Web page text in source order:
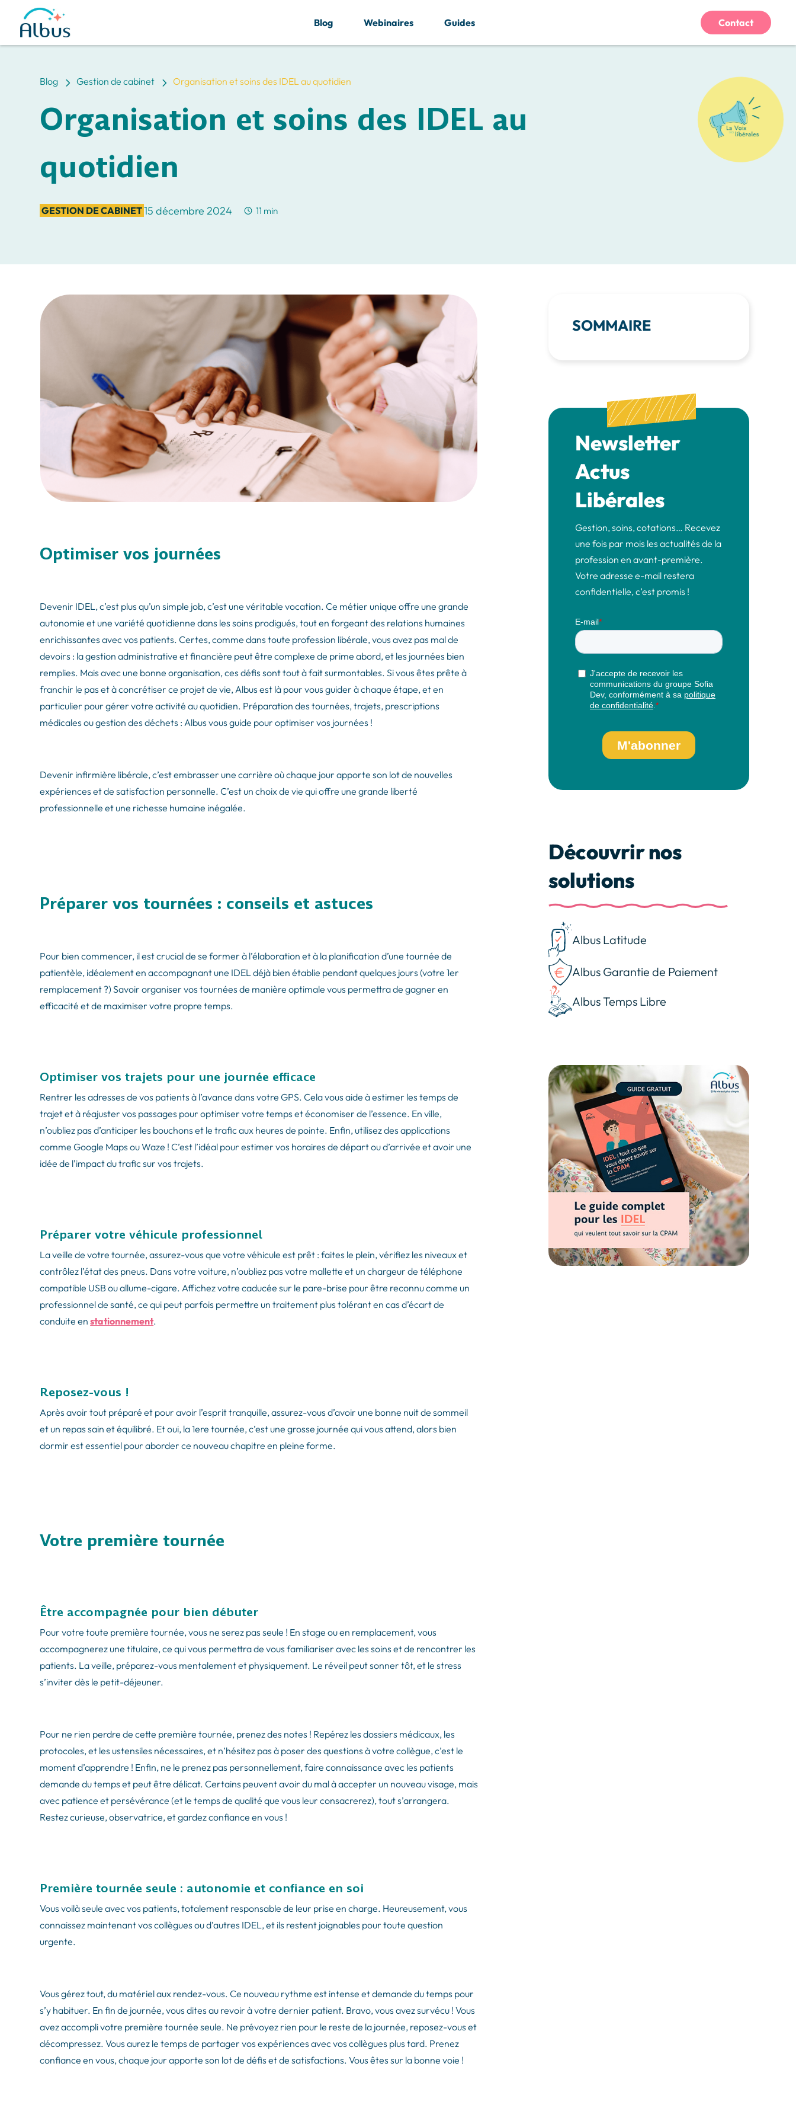
Blog 5 Gestion de cabinet 5 Organisation et soins des IDEL au quotidien
Organisation et soins des IDEL au
quotidien
GESTION DE CABINET15 décembre 2024 11 min
Optimiser vos journées
Devenir IDEL, c’est plus qu’un simple job, c’est une véritable vocation. Ce métier unique offre une grande
autonomie et une variété quotidienne dans les soins prodigués, tout en forgeant des relations humaines
enrichissantes avec vos patients. Certes, comme dans toute profession libérale, vous avez pas mal de
devoirs : la gestion administrative et financière peut être complexe de prime abord, et les journées bien
remplies. Mais avec une bonne organisation, ces défis sont tout à fait surmontables​. Si vous êtes prête à
franchir le pas et à concrétiser ce projet de vie, Albus est là pour vous guider à chaque étape, et en
particulier pour gérer votre activité au quotidien. Préparation des tournées, trajets, prescriptions
médicales ou gestion des déchets : Albus vous guide pour optimiser vos journées !
Devenir infirmière libérale, c’est embrasser une carrière où chaque jour apporte son lot de nouvelles
expériences et de satisfaction personnelle. C’est un choix de vie qui offre une grande liberté
professionnelle et une richesse humaine inégalée.
Préparer vos tournées : conseils et astuces
Pour bien commencer, il est crucial de se former à l’élaboration et à la planification d’une tournée de
patientèle, idéalement en accompagnant une IDEL déjà bien établie pendant quelques jours (votre 1er
remplacement ?) Savoir organiser vos tournées de manière optimale vous permettra de gagner en
efficacité et de maximiser votre propre temps.
Optimiser vos trajets pour une journée efficace
Rentrer les adresses de vos patients à l’avance dans votre GPS. Cela vous aide à estimer les temps de
trajet et à réajuster vos passages pour optimiser votre temps et économiser de l’essence. En ville,
n’oubliez pas d’anticiper les bouchons et le trafic aux heures de pointe. Enfin, utilisez des applications
comme Google Maps ou Waze ! C’est l’idéal pour estimer vos horaires de départ ou d’arrivée et avoir une
idée de l’impact du trafic sur vos trajets.
Préparer votre véhicule professionnel
La veille de votre tournée, assurez-vous que votre véhicule est prêt : faites le plein, vérifiez les niveaux et
contrôlez l’état des pneus. Dans votre voiture, n’oubliez pas votre mallette et un chargeur de téléphone
compatible USB ou allume-cigare. Affichez votre caducée sur le pare-brise pour être reconnu comme un
professionnel de santé, ce qui peut parfois permettre un traitement plus tolérant en cas d’écart de
conduite enstationnement.
Reposez-vous !
Après avoir tout préparé et pour avoir l’esprit tranquille, assurez-vous d’avoir une bonne nuit de sommeil
et un repas sain et équilibré. Et oui, la 1ere tournée, c’est une grosse journée qui vous attend, alors bien
dormir est essentiel pour aborder ce nouveau chapitre en pleine forme.
Votre première tournée
Être accompagnée pour bien débuter
Pour votre toute première tournée, vous ne serez pas seule ! En stage ou en remplacement, vous
accompagnerez une titulaire, ce qui vous permettra de vous familiariser avec les soins et de rencontrer les
patients. La veille, préparez-vous mentalement et physiquement. Le réveil peut sonner tôt, et le stress
s’inviter dès le petit-déjeuner.
Pour ne rien perdre de cette première tournée, prenez des notes ! Repérez les dossiers médicaux, les
protocoles, et les ustensiles nécessaires, et n’hésitez pas à poser des questions à votre collègue, c’est le
moment d’apprendre ! Enfin, ne le prenez pas personnellement, faire connaissance avec les patients
demande du temps et peut être délicat. Certains peuvent avoir du mal à accepter un nouveau visage, mais
avec patience et persévérance (et le temps de qualité que vous leur consacrerez), tout s’arrangera.
Restez curieuse, observatrice, et gardez confiance en vous !
Première tournée seule : autonomie et confiance en soi
Vous voilà seule avec vos patients, totalement responsable de leur prise en charge. Heureusement, vous
connaissez maintenant vos collègues ou d’autres IDEL, et ils restent joignables pour toute question
urgente.
Vous gérez tout, du matériel aux rendez-vous. Ce nouveau rythme est intense et demande du temps pour
s’y habituer. En fin de journée, vous dites au revoir à votre dernier patient. Bravo, vous avez survécu ! Vous
avez accompli votre première tournée seule. Ne prévoyez rien pour le reste de la journée, reposez-vous et
décompressez. Vous aurez le temps de partager vos expériences avec vos collègues plus tard. Prenez
confiance en vous, chaque jour apporte son lot de défis et de satisfactions. Vous êtes sur la bonne voie !
SOMMAIRE
Newsletter
Actus
Libérales
Gestion, soins, cotations… Recevez
une fois par mois les actualités de la
profession en avant-première.
Votre adresse e-mail restera
confidentielle, c’est promis !
Découvrir nos
solutions
Albus Latitude
Albus Garantie de Paiement
Albus Temps Libre
Blog Webinaires Guides Contact